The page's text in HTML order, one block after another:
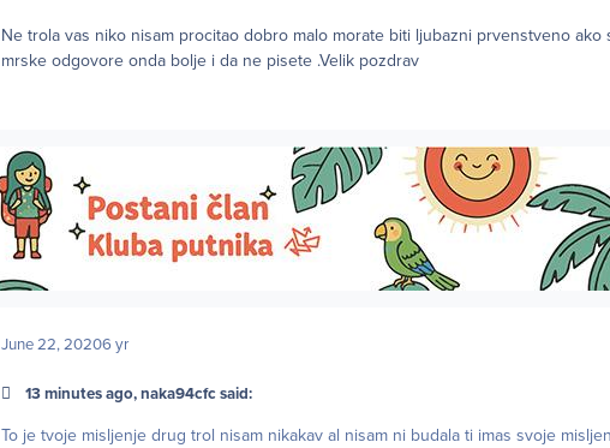
Ne trola vas niko nisam procitao dobro malo morate biti ljubazni prvenstveno ako
mrske odgovore onda bolje i da ne pisete .Velik pozdrav
June 22, 20206 yr
13 minutes ago, naka94cfc said:
To je tvoje misljenje drug trol nisam nikakav al nisam ni budala ti imas svoje